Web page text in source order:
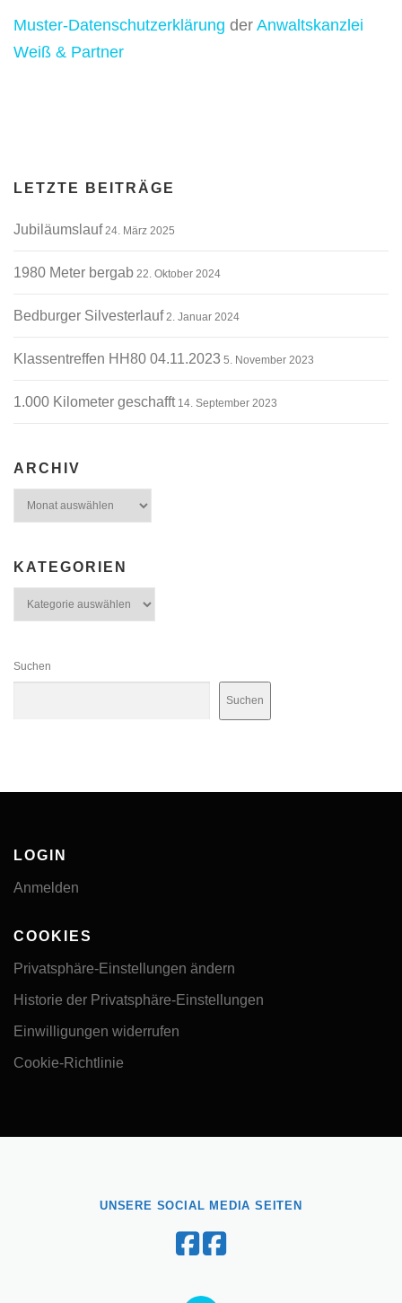
Muster-Datenschutzerklärung der Anwaltskanzlei
Weiß & Partner
LETZTE BEITRÄGE
Jubiläumslauf 24. März 2025
1980 Meter bergab 22. Oktober 2024
Bedburger Silvesterlauf 2. Januar 2024
Klassentreffen HH80 04.11.2023 5. November 2023
1.000 Kilometer geschafft 14. September 2023
ARCHIV
KATEGORIEN
Suchen
Suchen
LOGIN
Anmelden
COOKIES
Privatsphäre-Einstellungen ändern
Historie der Privatsphäre-Einstellungen
Einwilligungen widerrufen
Cookie-Richtlinie
UNSERE SOCIAL MEDIA SEITEN